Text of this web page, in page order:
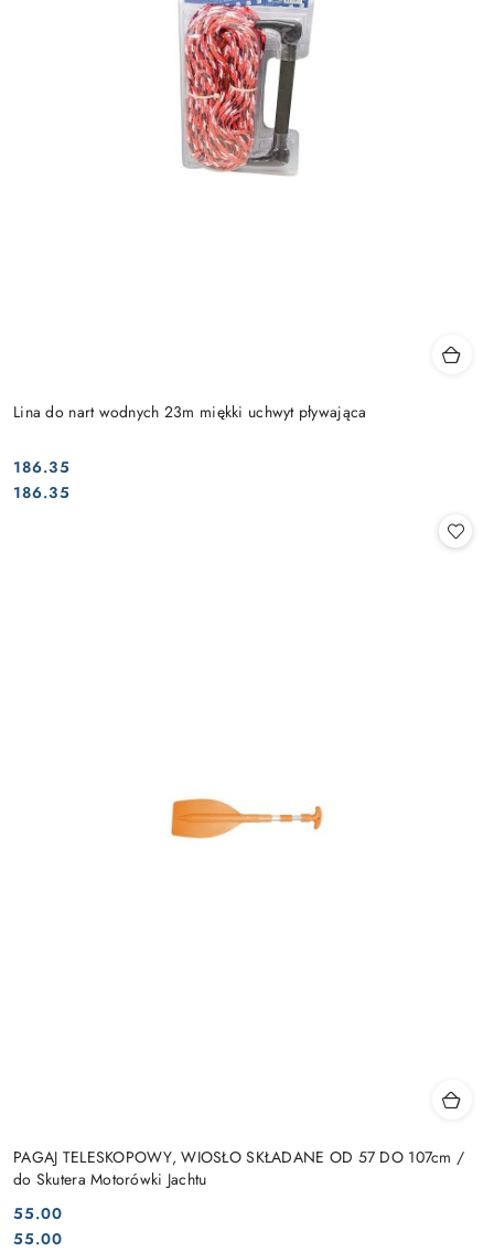
Lina do nart wodnych 23m miękki uchwyt pływająca
Cena:
186.35
Cena:
186.35
PAGAJ TELESKOPOWY, WIOSŁO SKŁADANE OD 57 DO 107cm /
do Skutera Motorówki Jachtu
Cena:
55.00
Cena:
55.00